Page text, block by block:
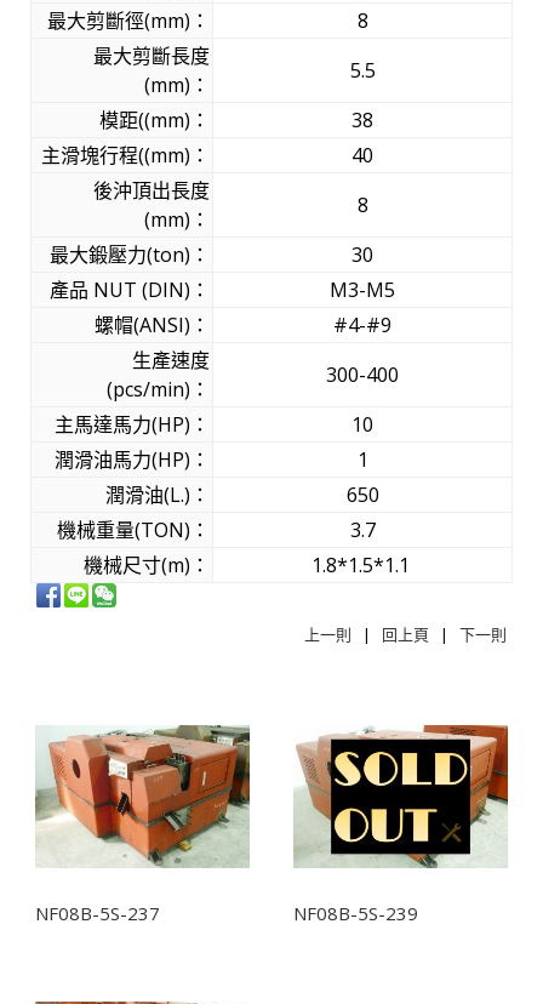
最大剪斷徑(mm)：
8
最大剪斷長度
(mm)：
5.5
模距((mm)：
38
主滑塊行程((mm)：
40
後沖頂出長度
(mm)：
8
最大鍛壓力(ton)：
30
產品 NUT (DIN)：
M3-M5
螺帽(ANSI)：
#4-#9
生產速度
(pcs/min)：
300-400
主馬達馬力(HP)：
10
潤滑油馬力(HP)：
1
潤滑油(L.)：
650
機械重量(TON)：
3.7
機械尺寸(m)：
1.8*1.5*1.1
上一則 | 回上頁 | 下一則
NF08B-5S-237 NF08B-5S-239